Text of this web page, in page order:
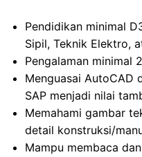
Pendidikan minimal
Sipil, Teknik Elektro,
Pengalaman minimal
Menguasai AutoCAD
SAP menjadi nilai
Memahami gambar
detail konstruksi/
Mampu membaca